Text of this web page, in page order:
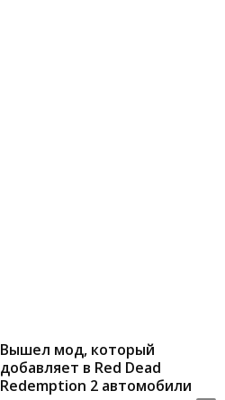
Вышел мод, который
добавляет в Red Dead
Redemption 2 автомобили